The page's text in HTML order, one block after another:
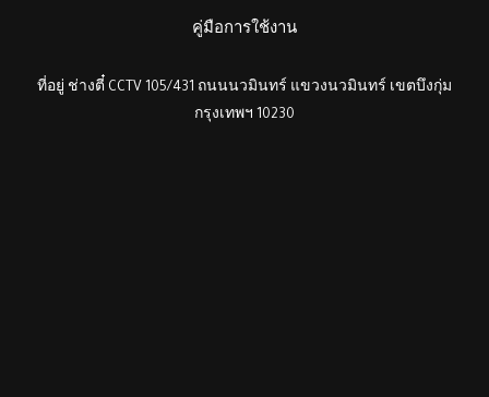
คู่มือการใช้งาน
ที่อยู่ ช่างตี๋ CCTV 105/431 ถนนนวมินทร์ แขวงนวมินทร์ เขตบึงกุ่ม
กรุงเทพฯ 10230